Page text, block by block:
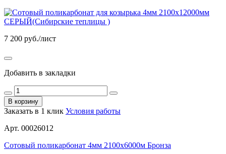
7 200 руб./лист
Добавить в закладки
В корзину
Заказать в 1 клик Условия работы
Арт. 00026012
Сотовый поликарбонат 4мм 2100х6000м Бронза